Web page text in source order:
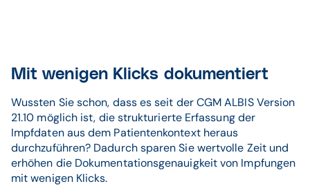
Mit wenigen Klicks dokumentiert
Wussten Sie schon, dass es seit der CGM ALBIS Version
21.10 möglich ist, die strukturierte Erfassung der
Impfdaten aus dem Patientenkontext heraus
durchzuführen? Dadurch sparen Sie wertvolle Zeit und
erhöhen die Dokumentationsgenauigkeit von Impfungen
mit wenigen Klicks.